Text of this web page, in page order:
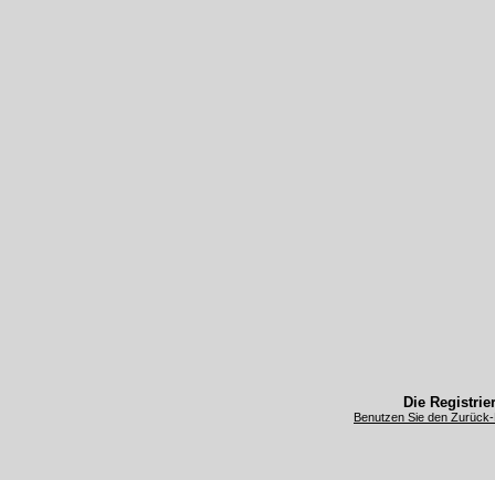
Die
Benutzen Sie den